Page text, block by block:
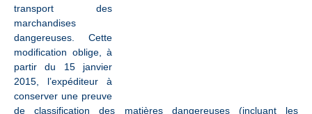
transport des
marchandises
dangereuses. Cette
modification oblige, à
partir du 15 janvier
2015, l’expéditeur à
conserver une preuve
de classification des matières dangereuses (incluant les